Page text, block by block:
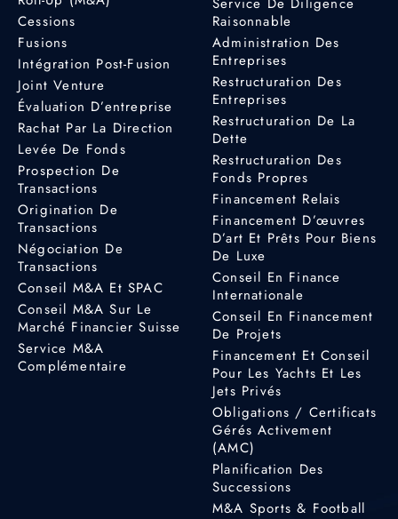
Cessions
Fusions
Intégration Post-Fusion
Joint Venture
Évaluation D’entreprise
Rachat Par La Direction
Levée De Fonds
Prospection De
Transactions
Origination De
Transactions
Négociation De
Transactions
Conseil M&A Et SPAC
Conseil M&A Sur Le
Marché Financier Suisse
Service M&A
Complémentaire
Raisonnable
Administration Des
Entreprises
Restructuration Des
Entreprises
Restructuration De La
Dette
Restructuration Des
Fonds Propres
Financement Relais
Financement D’œuvres
D’art Et Prêts Pour Biens
De Luxe
Conseil En Finance
Internationale
Conseil En Financement
De Projets
Financement Et Conseil
Pour Les Yachts Et Les
Jets Privés
Obligations / Certificats
Gérés Activement
(AMC)
Planification Des
Successions
M&A Sports & Football